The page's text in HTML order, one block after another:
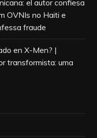
el autor confiesa
OVNIs no Haiti e
fraude
en X-Men? |
transformista: uma